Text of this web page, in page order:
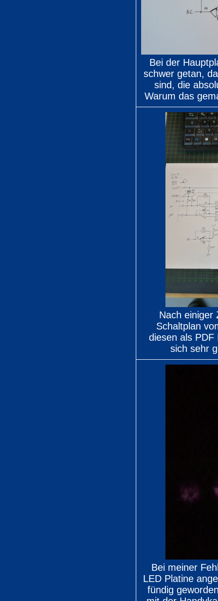
Bei der
schwer getan,
sind, die
Warum das
Nach einiger
Schaltplan
diesen als PDF
sich sehr
Bei meiner
LED Platine
fündig